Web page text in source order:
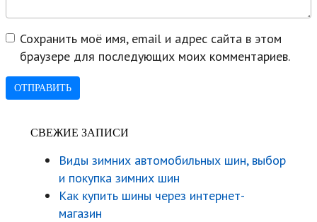
Сохранить моё имя, email и адрес сайта в этом
браузере для последующих моих комментариев.
СВЕЖИЕ ЗАПИСИ
Виды зимних автомобильных шин, выбор
и покупка зимних шин
Как купить шины через интернет-
магазин